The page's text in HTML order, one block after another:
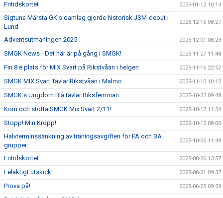
TRYGG IDROTTSMILJÖ
SMGK STJÄRNOR
Fritidskortet 2026-01-12 10:14
Sigtuna Märsta GK:s damlag gjorde historisk JSM-debut i
Lund
2025-12-16 08:27
Adventsutmaningen 2025 2025-12-01 08:23
SMGK News - Det här är på gång i SMGK! 2025-11-27 11:48
Fin 8:e plats för MIX Svart på Rikstvåan i helgen 2025-11-16 22:52
SMGK MIX Svart Tävlar Rikstvåan i Malmö 2025-11-10 10:12
SMGK:s Ungdom Blå tävlar Riksfemman 2025-10-23 09:48
Kom och stötta SMGK Mix Svart 2/11! 2025-10-17 11:34
Stopp! Min Kropp! 2025-10-12 08:00
Halvterminssänkning av träningsavgiften för FA och BA
grupper.
2025-10-06 11:49
Fritidskortet 2025-08-26 13:57
Felaktigt utskick! 2025-08-21 09:37
Prova på! 2025-06-25 09:29